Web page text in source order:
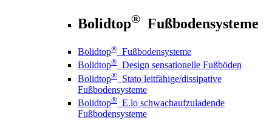
Bolidtop® Fußbodensysteme
Bolidtop® Fußbodensysteme
Bolidtop® Design sensationelle Fußböden
Bolidtop® Stato leitfähige/dissipative
Fußbodensysteme
Bolidtop® E.lo schwachaufzuladende
Fußbodensysteme